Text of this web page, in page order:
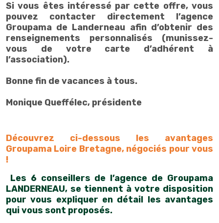
Si vous êtes intéressé par cette offre, vous
pouvez contacter directement l’agence
Groupama de Landerneau afin d’obtenir des
renseignements personnalisés (munissez-
vous de votre carte d’adhérent à
l’association).
Bonne fin de vacances à tous.
Monique Queffélec, présidente
Découvrez ci-dessous les avantages
Groupama Loire Bretagne, négociés pour vous
!
Les 6 conseillers de l’agence de Groupama
LANDERNEAU, se tiennent à votre disposition
pour vous expliquer en détail les avantages
qui vous sont proposés.